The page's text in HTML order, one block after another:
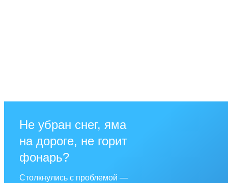
Не убран снег, яма
на дороге, не горит
фонарь?
Столкнулись с проблемой —